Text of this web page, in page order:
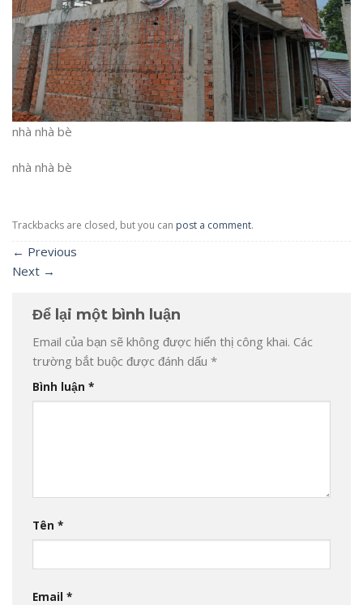
nhà nhà bè
nhà nhà bè
Trackbacks are closed, but you can post a comment.
← Previous
Next →
Để lại một bình luận
Email của bạn sẽ không được hiển thị công khai. Các
trường bắt buộc được đánh dấu *
Bình luận *
Tên *
Email *